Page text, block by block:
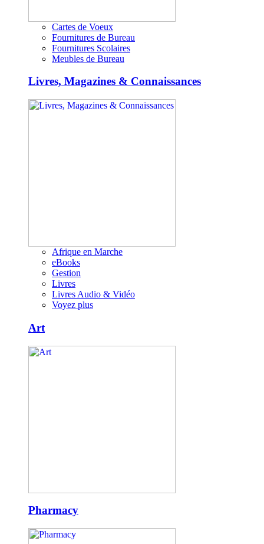
Cartes de Voeux
Fournitures de Bureau
Fournitures Scolaires
Meubles de Bureau
Livres, Magazines & Connaissances
Afrique en Marche
eBooks
Gestion
Livres
Livres Audio & Vidéo
Voyez plus
Art
Pharmacy